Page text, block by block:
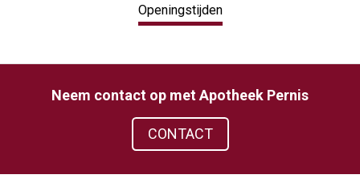
Openingstijden
Neem contact op met Apotheek Pernis
CONTACT